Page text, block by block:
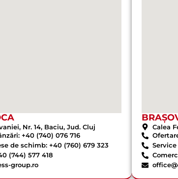
Nr. 14, Baciu, Jud. Cluj
+40 (740) 076 716
de schimb: +40 (760) 679 323
(744) 577 418
group.ro
Calea